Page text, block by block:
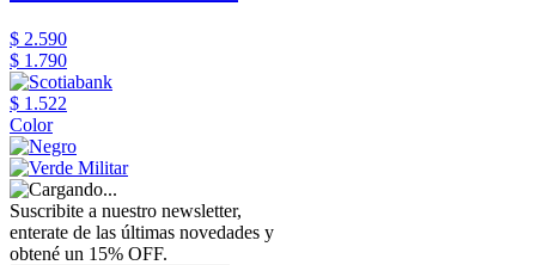
$ 2.590
$ 1.790
$ 1.522
Color
Suscribite a nuestro newsletter,
enterate de las últimas novedades y
obtené un 15% OFF.